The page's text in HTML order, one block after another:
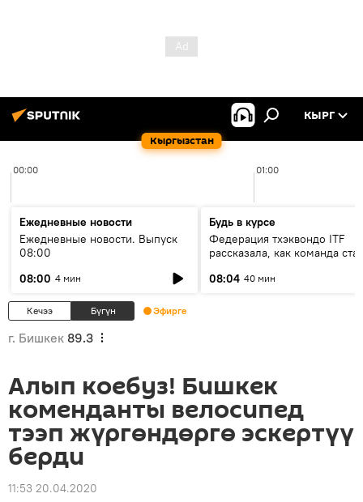
Кыргызстан
КЫРГ
00:00 01:00
Ежедневные новости
Ежедневные новости. Выпуск
08:00
08:00 4 мин
Будь в курсе
Федерация тхэквондо ITF
рассказала, как команда
08:04 40 мин
Кечээ Бүгүн Эфирге
г. Бишкек 89.3
Алып коебуз! Бишкек
коменданты велосипед
тээп жүргөндөргө эскертүү
берди
11:53 20.04.2020